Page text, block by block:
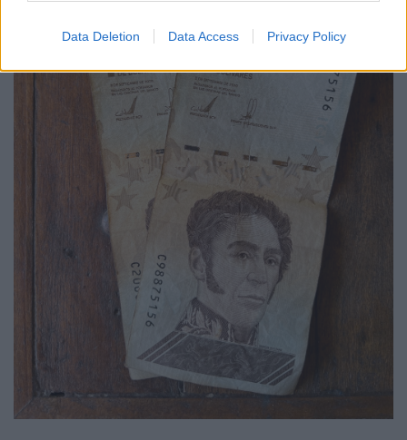
Data Deletion Data Access Privacy Policy